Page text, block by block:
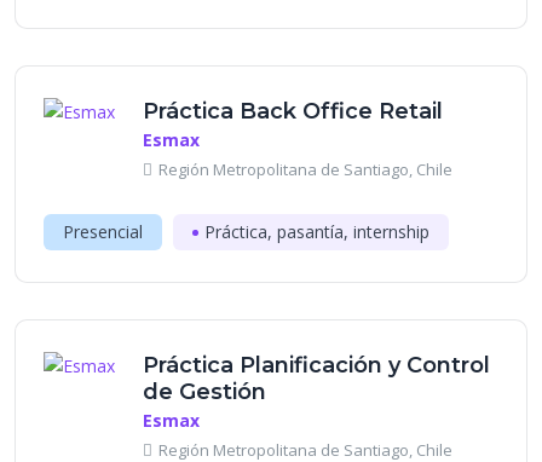
Práctica Back Office Retail
Esmax
Región Metropolitana de Santiago, Chile
Presencial Práctica, pasantía, internship
Práctica Planificación y Control
de Gestión
Esmax
Región Metropolitana de Santiago, Chile